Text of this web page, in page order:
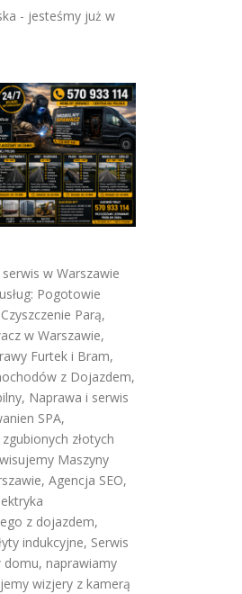
- jesteśmy już w
w Warszawie
Pogotowie
Czyszczenie Parą,
w Warszawie,
Furtek i Bram,
z Dojazdem,
, Naprawa i serwis
SPA,
złotych
Maszyny
, Agencja SEO,
z dojazdem,
indukcyjne, Serwis
domu, naprawiamy
wizjery z kamerą